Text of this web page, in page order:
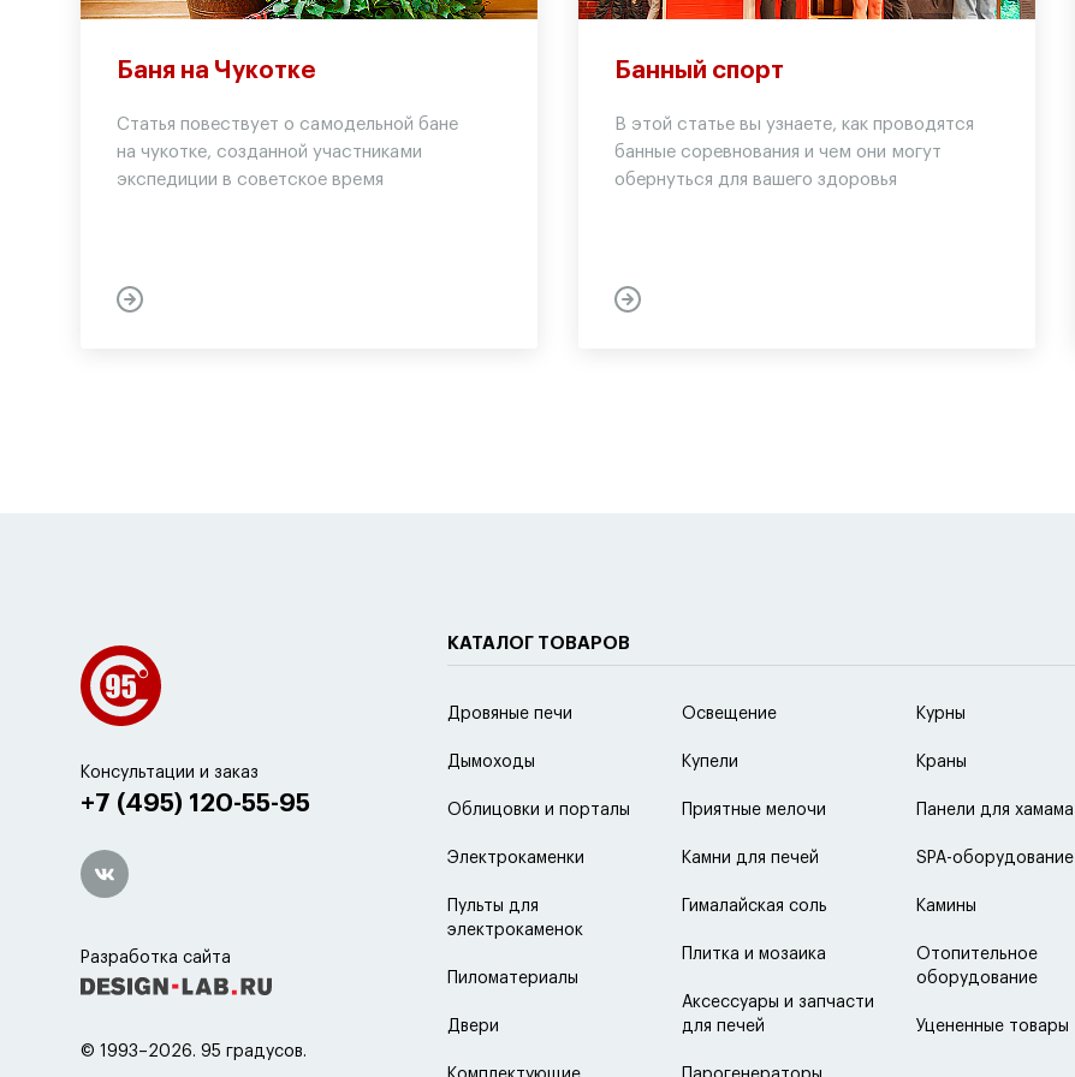
Баня на Чукотке
Статья повествует о самодельной бане
на чукотке, созданной участниками
экспедиции в советское время
Банный спорт
В этой статье вы узнаете, как проводятся
банные соревнования и чем они могут
обернуться для вашего здоровья
Консультации и заказ
+7 (495) 120-55-95
Разработка сайта
© 1993–2026. 95 градусов.
КАТАЛОГ ТОВАРОВ
Дровяные печи
Дымоходы
Облицовки и порталы
Электрокаменки
Пульты для
электрокаменок
Пиломатериалы
Двери
Освещение
Купели
Приятные мелочи
Камни для печей
Гималайская соль
Плитка и мозаика
Аксессуары и запчасти
для печей
Курны
Краны
Панели для хамама
SPA-оборудование
Камины
Отопительное
оборудование
Уцененные товары